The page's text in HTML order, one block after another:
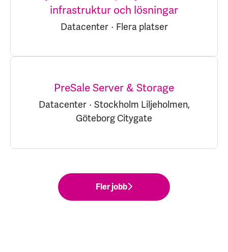
infrastruktur och lösningar
Datacenter · Flera platser
PreSale Server & Storage
Datacenter · Stockholm Liljeholmen,
Göteborg Citygate
Fler jobb